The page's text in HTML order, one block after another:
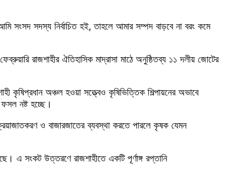
সংসদ সদস্য নির্বাচিত হই, তাহলে আমার সম্পদ বাড়বে না বরং কমে
রাজশাহীর ঐতিহাসিক মাদ্রাসা মাঠে অনুষ্ঠিতব্য ১১ দলীয় জোটের
কৃষিপ্রধান অঞ্চল হওয়া সত্ত্বেও কৃষিভিত্তিক শিল্পায়নের অভাবে
নষ্ট হচ্ছে।
ও বাজারজাতের ব্যবস্থা করতে পারলে কৃষক যেমন
এ সংকট উত্তরণে রাজশাহীতে একটি পূর্ণাঙ্গ রপ্তানি